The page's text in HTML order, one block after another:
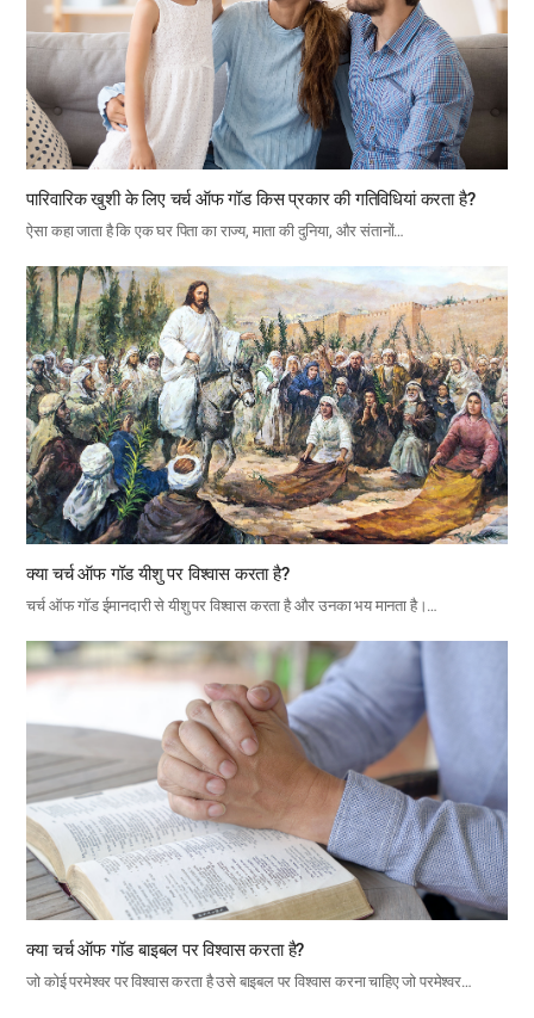
पारिवारिक खुशी के लिए चर्च ऑफ गॉड किस प्रकार की गतिविधियां करता है?
ऐसा कहा जाता है कि एक घर पिता का राज्य, माता की दुनिया, और संतानों…
क्या चर्च ऑफ गॉड यीशु पर विश्वास करता है?
चर्च ऑफ गॉड ईमानदारी से यीशु पर विश्वास करता है और उनका भय मानता है।…
क्या चर्च ऑफ गॉड बाइबल पर विश्वास करता है?
जो कोई परमेश्वर पर विश्वास करता है उसे बाइबल पर विश्वास करना चाहिए जो परमेश्वर…